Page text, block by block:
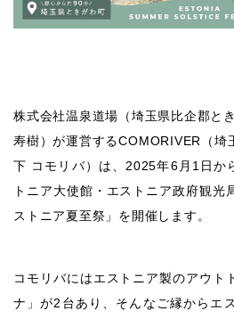
株式会社温泉道場（埼玉県比企郡と
寿樹）が運営するCOMORIVER（埼
下 コモリバ）は、2025年6月1日か
トニア大使館・エストニア政府観光
ストニア夏至祭」を開催します。
コモリバにはエストニア製のアウト
ナ」が2台あり、そんなご縁からエ